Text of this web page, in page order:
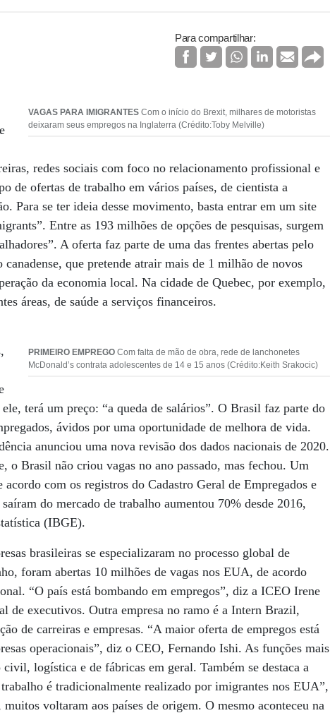
Para compartilhar:
VAGAS PARA IMIGRANTESCom o início do Brexit, milhares de motoristas
deixaram seus empregos na Inglaterra (Crédito:Toby Melville)
redes sociais com foco no relacionamento profissional e
de ofertas de trabalho em vários países, de cientista a
Para se ter ideia desse movimento, basta entrar em um site
Entre as 193 milhões de opções de pesquisas, surgem
A oferta faz parte de uma das frentes abertas pelo
que pretende atrair mais de 1 milhão de novos
da economia local. Na cidade de Quebec, por exemplo,
áreas, de saúde a serviços financeiros.
PRIMEIRO EMPREGOCom falta de mão de obra, rede de lanchonetes
McDonald’s contrata adolescentes de 14 e 15 anos (Crédito:Keith Srakocic)
terá um preço: “a queda de salários”. O Brasil faz parte do
ávidos por uma oportunidade de melhora de vida.
anunciou uma nova revisão dos dados nacionais de 2020.
o Brasil não criou vagas no ano passado, mas fechou. Um
com os registros do Cadastro Geral de Empregados e
do mercado de trabalho aumentou 70% desde 2016,
(IBGE).
brasileiras se especializaram no processo global de
foram abertas 10 milhões de vagas nos EUA, de acordo
“O país está bombando em empregos”, diz a ICEO Irene
de executivos. Outra empresa no ramo é a Intern Brazil,
de carreiras e empresas. “A maior oferta de empregos está
operacionais”, diz o CEO, Fernando Ishi. As funções mais
logística e de fábricas em geral. Também se destaca a
é tradicionalmente realizado por imigrantes nos EUA”,
voltaram aos países de origem. O mesmo aconteceu na